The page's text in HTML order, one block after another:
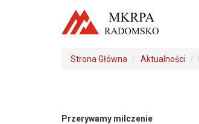
Strona Główna Aktualności
Przerywamy milczenie